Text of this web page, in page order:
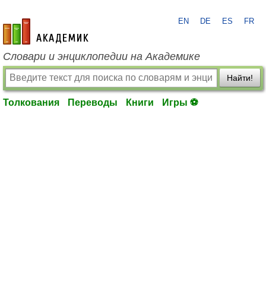
academic.ru
EN DE ES FR
Словари и энциклопедии на Академике
Найти!
Толкования Переводы Книги Игры ⚽